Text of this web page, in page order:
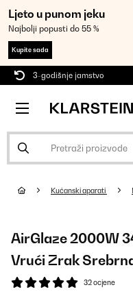
Ljeto u punom jeku
Najbolji popusti do 55 %
Kupite sada
3-godišnje jamstvo
Kućanski aparati
AirGlaze 2000W
Vrući Zrak
32 ocjene